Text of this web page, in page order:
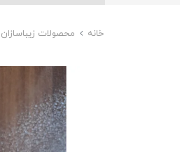
خانه محصولات زیباسازان